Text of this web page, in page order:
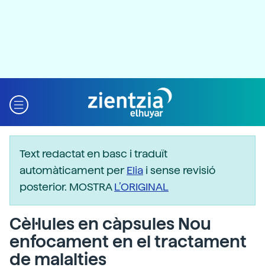
Text redactat en basc i traduït
automàticament perElia i sense revisió
posterior. MOSTRAL’ORIGINAL
Cèl·lules en càpsules Nou
enfocament en el tractament
de malalties